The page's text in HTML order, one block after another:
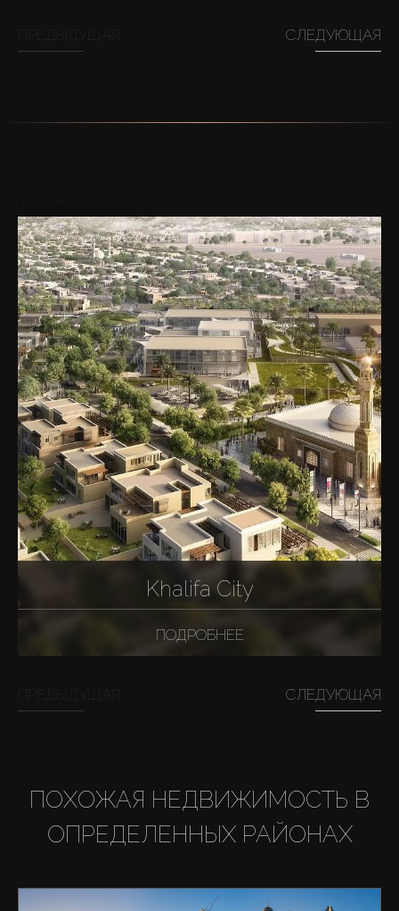
СЛЕДУЮЩАЯ
Khalifa City
ПОДРОБНЕЕ
СЛЕДУЮЩАЯ
ПОХОЖАЯ НЕДВИЖИМОСТЬ В
ОПРЕДЕЛЕННЫХ РАЙОНАХ